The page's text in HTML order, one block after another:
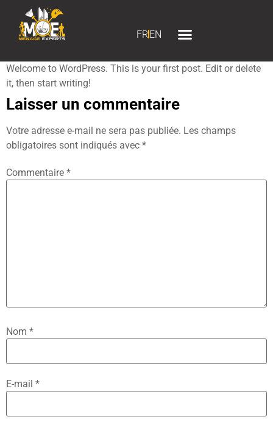
FR EN
Welcome to WordPress. This is your first post. Edit or delete
it, then start writing!
Laisser un commentaire
Votre adresse e-mail ne sera pas publiée. Les champs
obligatoires sont indiqués avec *
Commentaire *
Nom *
E-mail *